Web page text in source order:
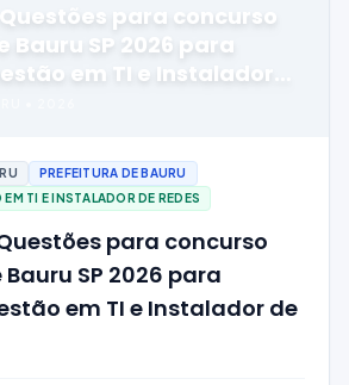
para concurso
Bauru SP 2026 para
em TI e Instalador
PREFEITURA DE BAURU
TI E INSTALADOR DE REDES
para concurso
SP 2026 para
em TI e Instalador de